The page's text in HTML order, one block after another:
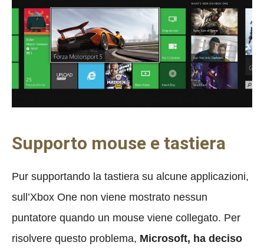
Supporto mouse e tastiera
Pur supportando la tastiera su alcune applicazioni,
sull’Xbox One non viene mostrato nessun
puntatore quando un mouse viene collegato. Per
risolvere questo problema, Microsoft, ha deciso